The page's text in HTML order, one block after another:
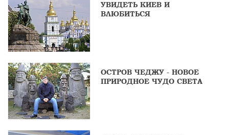
УВИДЕТЬ КИЕВ И
ВЛЮБИТЬСЯ
ОСТРОВ ЧЕДЖУ - НОВОЕ
ПРИРОДНОЕ ЧУДО СВЕТА